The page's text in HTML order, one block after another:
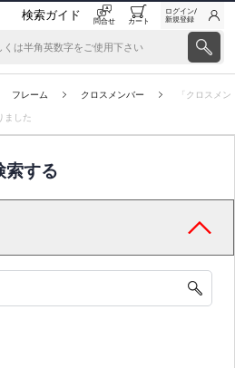
検索ガイド 問合せ カート
ログイン/
新規登録
フレーム クロスメンバー 「クロスメン
ました
索する